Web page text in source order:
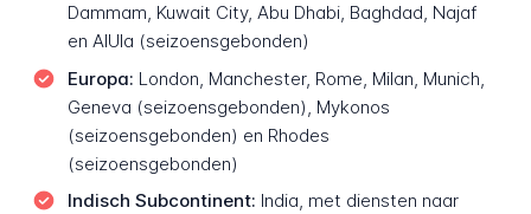
Dammam, Kuwait City, Abu Dhabi, Baghdad, Najaf
en AlUla (seizoensgebonden)
Europa: London, Manchester, Rome, Milan, Munich,
Geneva (seizoensgebonden), Mykonos
(seizoensgebonden) en Rhodes
(seizoensgebonden)
Indisch Subcontinent: India, met diensten naar